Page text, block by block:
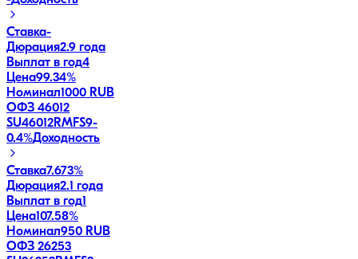
Ставка-
Дюрация2.9 года
Выплат в год4
Цена99.34%
Номинал1000 RUB
ОФЗ 46012
SU46012RMFS9-
0.4%Доходность
Ставка7.673%
Дюрация2.1 года
Выплат в год1
Цена107.58%
Номинал950 RUB
ОФЗ 26253